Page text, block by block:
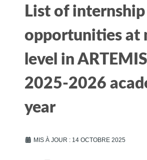
List of internship
opportunities at
level in
2025-2026
year
MIS À JOUR : 14 OCTOBRE 2025